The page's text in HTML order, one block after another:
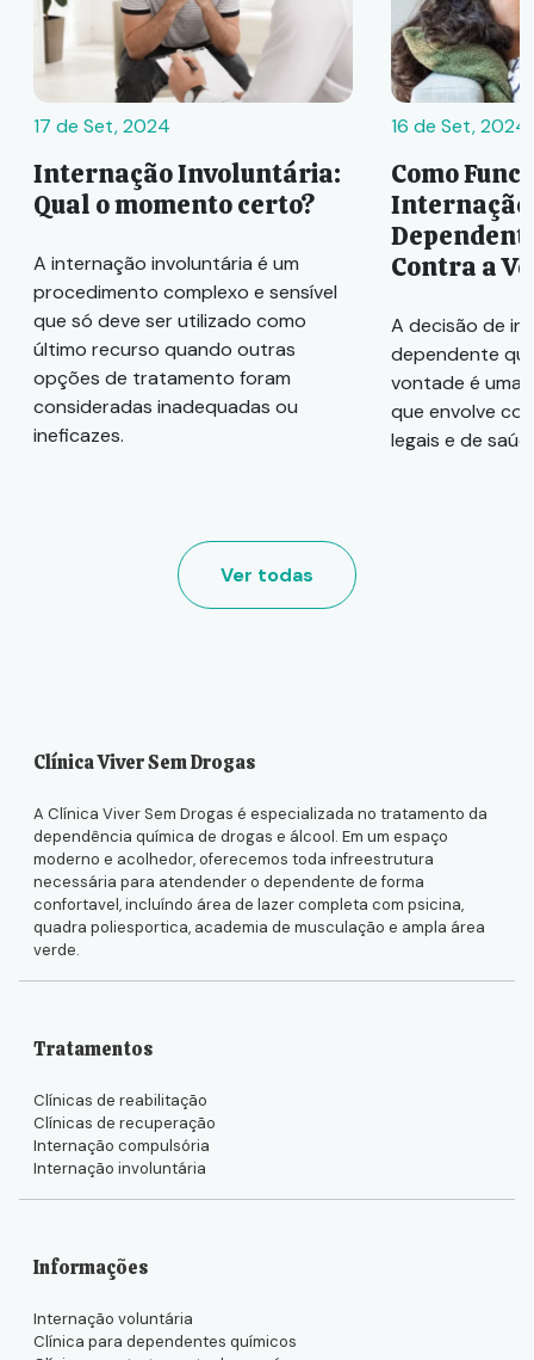
17 de Set, 2024
Internação Involuntária:
Qual o momento certo?
A internação involuntária é um
procedimento complexo e sensível
que só deve ser utilizado como
último recurso quando outras
opções de tratamento foram
consideradas inadequadas ou
ineficazes.
16 de Set, 2024
Como
Internação
Contra a
A decisão de
dependente
vontade é uma
que envolve
legais e de
Ver todas
Clínica Viver Sem Drogas
A Clínica Viver Sem Drogas é especializada no tratamento da
dependência química de drogas e álcool. Em um espaço
moderno e acolhedor, oferecemos toda infreestrutura
necessária para atendender o dependente de forma
confortavel, incluíndo área de lazer completa com psicina,
quadra poliesportica, academia de musculação e ampla área
verde.
Tratamentos
Clínicas de reabilitação
Clínicas de recuperação
Internação compulsória
Internação involuntária
Informações
Internação voluntária
Clínica para dependentes químicos